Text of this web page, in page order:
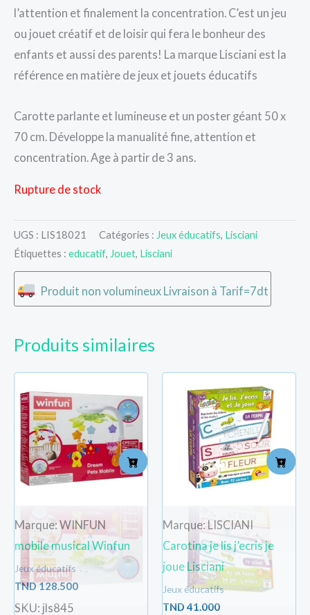
l’attention et finalement la concentration. C’est un jeu
ou jouet créatif et de loisir qui fera le bonheur des
enfants et aussi des parents! La marque Lisciani est la
référence en matière de jeux et jouets éducatifs
Carotte parlante et lumineuse et un poster géant 50 x
70 cm. Développe la manualité fine, attention et
concentration. Age à partir de 3 ans.
Rupture de stock
UGS : LIS18021 Catégories : Jeux éducatifs, Lisciani
Étiquettes : educatif, Jouet, Lisciani
Produit non volumineux Livraison à Tarif=7dt
Produits similaires
Marque: WINFUN
mobile musical Winfun
Jeux éducatifs
TND128.500
SKU: jls845
Marque: LISCIANI
Carotina je lis j’ecris je
joue Lisciani
Jeux éducatifs
TND 41.000